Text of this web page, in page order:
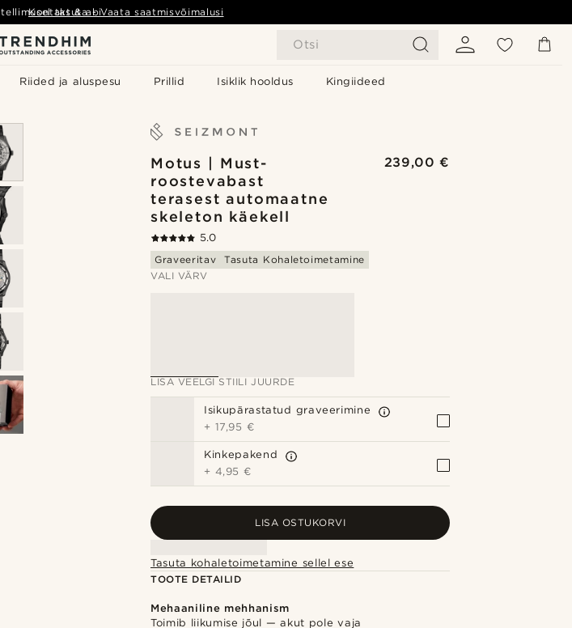
Otsi
Riided ja aluspesu Prillid Isiklik hooldus Kingiideed
tellimusel tasuta- Vaata saatmisvõimalusi
Kontakt & abi
Motus | Must-
roostevabast
terasest automaatne
skeleton käekell
239,00 €
5.0
Graveeritav
Tasuta Kohaletoimetamine
VALI VÄRV
LISA VEELGI STIILI JUURDE
Isikupärastatud graveerimine
+ 17,95 €
Kinkepakend
+ 4,95 €
LISA OSTUKORVI
Tasuta kohaletoimetamine sellel ese
TOOTE DETAILID
Mehaaniline mehhanism
Toimib liikumise jõul — akut pole vaja